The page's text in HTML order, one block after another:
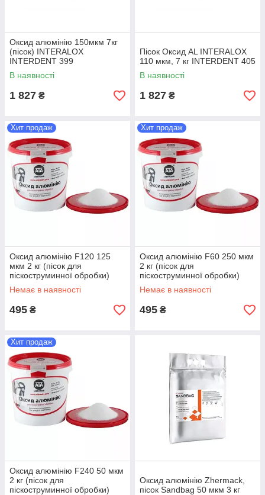
Оксид алюмінію 150мкм 7кг
(пісок) INTERALOX
INTERDENT 399
В наявності
1 827 ₴
Пісок Оксид AL INTERALOX
110 мкм, 7 кг INTERDENT 405
В наявності
1 827 ₴
Хит продаж
Оксид алюмінію F120 125
мкм 2 кг (пісок для
піскоструминної обробки)
Немає в наявності
495 ₴
Хит продаж
Оксид алюмінію F60 250 мкм
2 кг (пісок для
піскоструминної обробки)
Немає в наявності
495 ₴
Хит продаж
Оксид алюмінію F240 50 мкм
2 кг (пісок для
піскоструминної обробки)
Оксид алюмінію Zhermack,
пісок Sandbag 50 мкм 3 кг